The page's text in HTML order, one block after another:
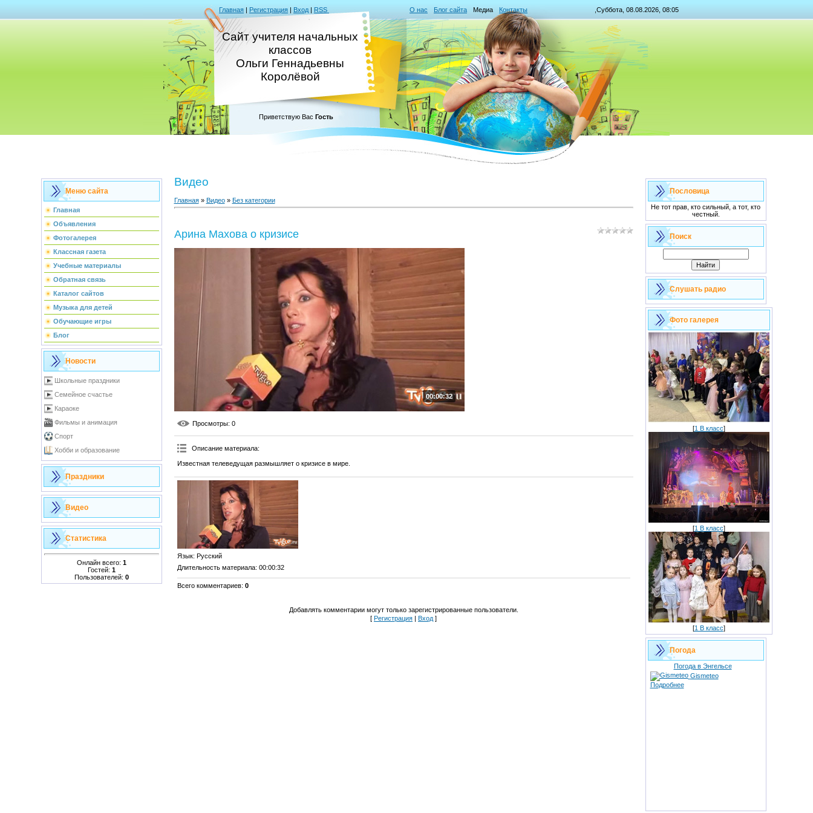
Главная | Регистрация | Вход | RSS О нас Блог сайта Медиа Контакты ,Суббота, 08.08.2026, 08:05
Сайт учителя начальных
классов
Ольги Геннадьевны
Королёвой
Приветствую Вас Гость
Меню сайта
Главная
Объявления
Фотогалерея
Классная газета
Учебные материалы
Обратная связь
Каталог сайтов
Музыка для детей
Обучающие игры
Блог
Новости
Школьные праздники
Семейное счастье
Караоке
Фильмы и анимация
Спорт
Хобби и образование
Праздники
Видео
Статистика
Онлайн всего: 1
Гостей: 1
Пользователей: 0
Видео
Главная» Видео» Без категории
Арина Махова о кризисе
00:00:32
Просмотры: 0
Описание материала:
Известная телеведущая размышляет о кризисе в мире.
Язык: Русский
Длительность материала: 00:00:32
Всего комментариев: 0
Добавлять комментарии могут только зарегистрированные пользователи.
[ Регистрация | Вход ]
Пословица
Не тот прав, кто сильный, а тот, кто
честный.
Поиск
Слушать радио
Фото галерея
[1 В класс]
[1 В класс]
[1 В класс]
Погода
Погода в Энгельсе
Gismeteo
Подробнее